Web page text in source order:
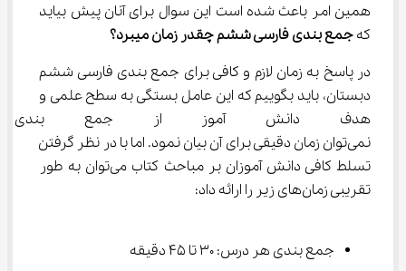
همین امر باعث شده است این سوال برای آنان پیش بیاید
که جمع بندی فارسی ششم چقدر زمان میبرد؟
در پاسخ به زمان لازم و کافی برای جمع بندی فارسی ششم
دبستان، باید بگوییم که این عامل بستگی به سطح علمی و
هدف دانش آموز از جمع بندی
نمی‌توان زمان دقیقی برای آن بیان نمود. اما با در نظر گرفتن
تسلط کافی دانش آموزان بر مباحث کتاب می‌توان به طور
تقریبی زمان‌های زیر را ارائه داد:
جمع بندی هر درس: 30 تا 45 دقیقه